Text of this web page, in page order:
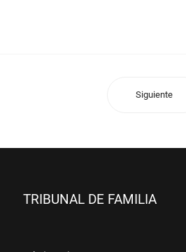
Siguiente
TRIBUNAL DE FAMILIA